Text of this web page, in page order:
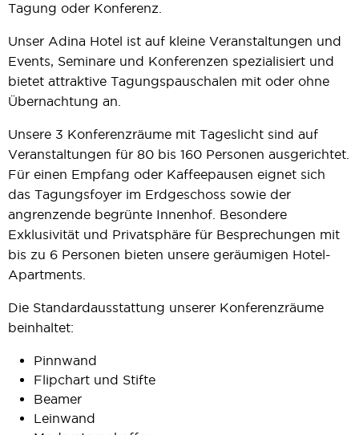
Tagung oder Konferenz.
Unser Adina Hotel ist auf kleine Veranstaltungen und
Events, Seminare und Konferenzen spezialisiert und
bietet attraktive Tagungspauschalen mit oder ohne
Übernachtung an.
Unsere 3 Konferenzräume mit Tageslicht sind auf
Veranstaltungen für 80 bis 160 Personen ausgerichtet.
Für einen Empfang oder Kaffeepausen eignet sich
das Tagungsfoyer im Erdgeschoss sowie der
angrenzende begrünte Innenhof. Besondere
Exklusivität und Privatsphäre für Besprechungen mit
bis zu 6 Personen bieten unsere geräumigen Hotel-
Apartments.
Die Standardausstattung unserer Konferenzräume
beinhaltet:
Pinnwand
Flipchart und Stifte
Beamer
Leinwand